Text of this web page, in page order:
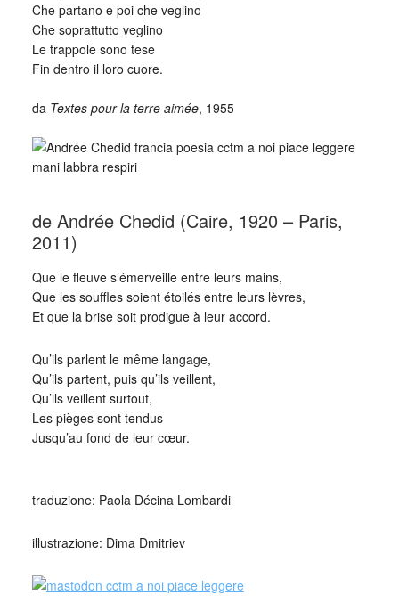
Che partano e poi che veglino
Che soprattutto veglino
Le trappole sono tese
Fin dentro il loro cuore.
da Textes pour la terre aimée, 1955
de Andrée Chedid (Caire, 1920 – Paris,
2011)
Que le fleuve s’émerveille entre leurs mains,
Que les souffles soient étoilés entre leurs lèvres,
Et que la brise soit prodigue à leur accord.
Qu’ils parlent le même langage,
Qu’ils partent, puis qu’ils veillent,
Qu’ils veillent surtout,
Les pièges sont tendus
Jusqu’au fond de leur cœur.
traduzione: Paola Décina Lombardi
illustrazione: Dima Dmitriev